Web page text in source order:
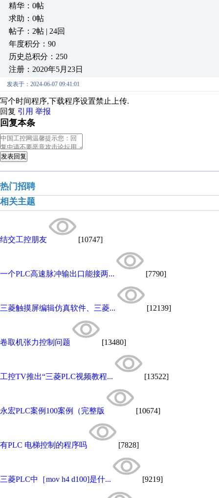
精华：0帖
求助：0帖
帖子：2帖 | 24回
年度积分：90
历史总积分：250
注册：2020年5月23日
发表于：2024-06-07 09:41:01
写个时间程序,下载程序设置禁止上传.
回复 引用 举报
回复本条
发表回复
热门招聘
相关主题
结交工控朋友 [10747]
一个PLC高速脉冲输出口能接两... [7790]
三菱触摸屏编辑仿真软件、三菱... [12139]
卷取机张力控制问题 [13480]
工控TV推出“三菱PLC视频教程... [13522]
永宏PLC案例100案例（完整版 [10674]
有PLC 电梯控制的程序吗 [7828]
三菱PLC中［mov h4 d100]是什... [9219]